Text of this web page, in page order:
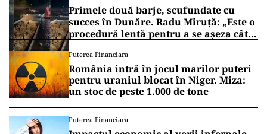
Primele două barje, scufundate cu
succes în Dunăre. Radu Miruță: „Este o
procedură lentă pentru a se așeza cât
Puterea Financiara
România intră în jocul marilor puteri
pentru uraniul blocat în Niger. Miza:
un stoc de peste 1.000 de tone
Puterea Financiara